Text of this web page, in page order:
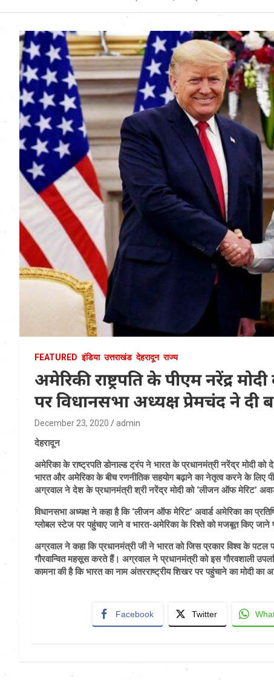
Uttarakhand News in
Hindi
FEATURED इंडिया उत्तराखंड देहरादून राज्य
अमेरिकी राष्ट्रपति के पीएम नरेंद्र
पर विधानसभा अध्यक्ष प्रेमचंद ने दी
December 23, 2020 admin
देहरादून
अमेरिका के राष्ट्रपति डोनाल्ड ट्रंप ने भारत के प्रधानमंत्री नरेंद्र मोदी
भारत और अमेरिका के बीच रणनीतिक सहयोग बढ़ाने का नेतृत्व करने के लिए
अग्रवाल ने देश के प्रधानमंत्री श्री नरेंद्र मोदी को ‘लीजन ऑफ मेरिट’
विधानसभा अध्यक्ष ने कहा है कि ‘लीजन ऑफ मेरिट’ अवार्ड अमेरिका का
ग्लोबल स्टेज पर पहुंचाए जाने व भारत-अमेरिका के रिश्ते को मजबूत किए जाने
अग्रवाल ने कहा कि प्रधानमंत्री जी ने भारत को जिस प्रकार विश्व के
गौरवान्वित महसूस करते हैं। अग्रवाल ने प्रधानमंत्री को इस गौरवशाली
कामना की है कि भारत का नाम अंतरराष्ट्रीय शिखर पर पहुंचाने का मोदी
Facebook Twitter